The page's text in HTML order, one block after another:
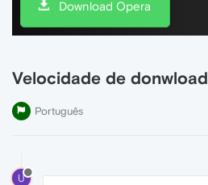
Download Opera
Velocidade de donwload
Português
U